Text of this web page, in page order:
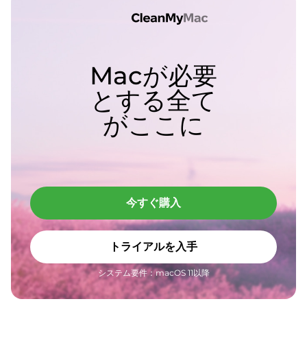
Macが必要
とする全て
がここに
今すぐ購入
トライアルを入手
システム要件：macOS 11以降